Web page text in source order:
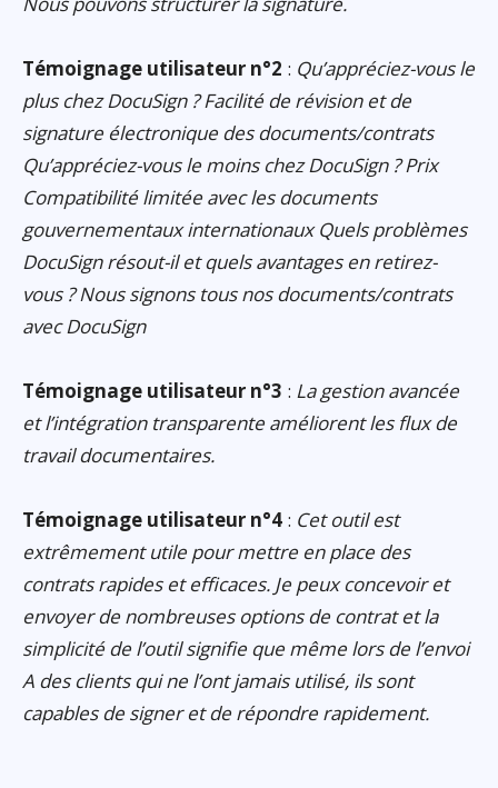
Témoignage utilisateur n°2 : Qu’appréciez-vous le
plus chez DocuSign ? Facilité de révision et de
signature électronique des documents/contrats
Qu’appréciez-vous le moins chez DocuSign ? Prix
Compatibilité limitée avec les documents
gouvernementaux internationaux Quels problèmes
DocuSign résout-il et quels avantages en retirez-
vous ? Nous signons tous nos documents/contrats
avec DocuSign
Témoignage utilisateur n°3 : La gestion avancée
et l’intégration transparente améliorent les flux de
travail documentaires.
Témoignage utilisateur n°4 : Cet outil est
extrêmement utile pour mettre en place des
contrats rapides et efficaces. Je peux concevoir et
envoyer de nombreuses options de contrat et la
simplicité de l’outil signifie que même lors de l’envoi
A des clients qui ne l’ont jamais utilisé, ils sont
capables de signer et de répondre rapidement.